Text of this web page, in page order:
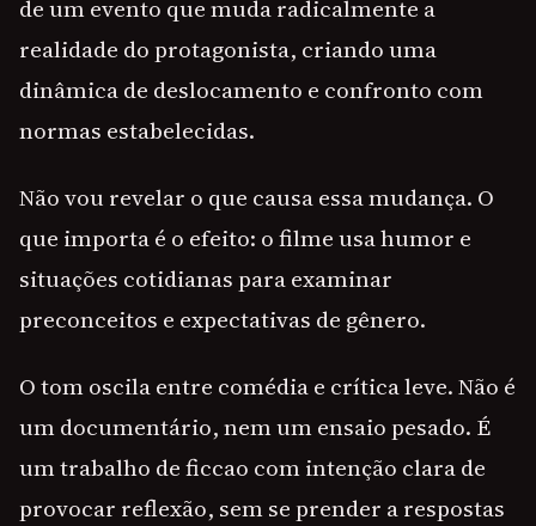
de um evento que muda radicalmente a
realidade do protagonista, criando uma
dinâmica de deslocamento e confronto com
normas estabelecidas.
Não vou revelar o que causa essa mudança. O
que importa é o efeito: o filme usa humor e
situações cotidianas para examinar
preconceitos e expectativas de gênero.
O tom oscila entre comédia e crítica leve. Não é
um documentário, nem um ensaio pesado. É
um trabalho de ficcao com intenção clara de
provocar reflexão, sem se prender a respostas